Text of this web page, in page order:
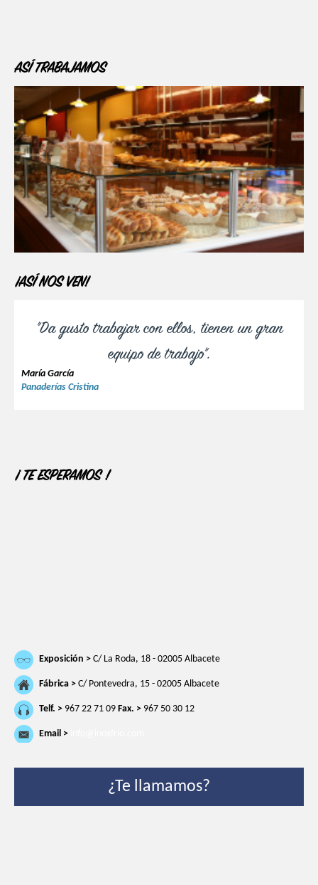
ASÍ TRABAJAMOS
¡ASÍ NOS VEN!
"Da gusto trabajar con ellos, tienen un gran
equipo de trabajo".
María García
Panaderías Cristina
¡ TE ESPERAMOS !
Exposición > C/ La Roda, 18 - 02005 Albacete
Fábrica > C/ Pontevedra, 15 - 02005 Albacete
Telf. > 967 22 71 09 Fax. > 967 50 30 12
Email >
¿Te llamamos?